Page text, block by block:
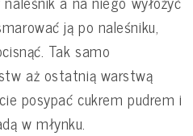
ją po naleśniku,
Tak samo
aż ostatnią warstwą
posypać cukrem pudrem i
w młynku.